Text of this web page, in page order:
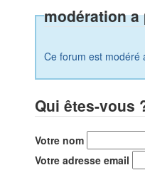
modération
Ce forum est modéré
Qui êtes-vous
Votre nom
Votre adresse email